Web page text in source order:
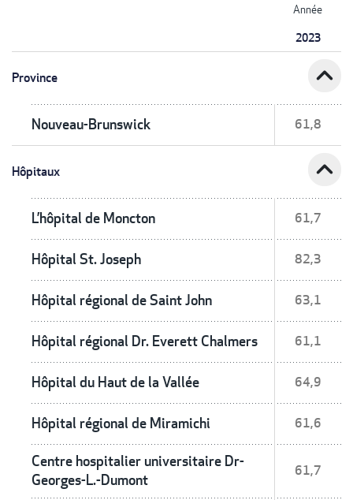
Année
2023
Province expand_less
Nouveau-Brunswick 61,8
Hôpitaux expand_less
L’hôpital de Moncton 61,7
Hôpital St. Joseph 82,3
Hôpital régional de Saint John 63,1
Hôpital régional Dr. Everett Chalmers 61,1
Hôpital du Haut de la Vallée 64,9
Hôpital régional de Miramichi 61,6
Centre hospitalier universitaire Dr-
Georges-L.-Dumont
61,7